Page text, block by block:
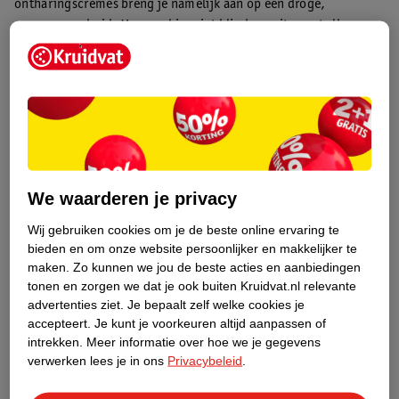
ontharingscrèmes breng je namelijk aan op een droge,
ongewassen huid. Maar ga hier niet blind vanuit, want elke
crème werkt anders. Sommige breng je juist aan op een natte
huid. Lees dus altijd goed de verpakking en volg de
Stap 2: breng de crème aan
Smeer de ontharingscrème op de plek waar je haartjes wilt
verwijderen. Bij sommige ontharingscrèmes doe je dat met een
spatel, bij andere met een sponsje. De meeste ontharingscrèmes
ook speciale crèmes voor specifieke plekken, zoals voor je
bikinilijn of gezicht. Zorg dat je de crème gelijkmatig verdeelt
over je huid voor het beste resultaat. Alle haartjes moeten goed
bedekt zijn. Was daarna goed je handen.
Zorg dat de crème niet op gevoelige plekken komt, zoals je
vagina of penis, moedervlekken, littekens en
Vermijd ook een geïrriteerde en beschadigde huid, zoals
We waarderen je privacy
Wij gebruiken cookies om je de beste online ervaring te
bieden en om onze website persoonlijker en makkelijker te
maken. Zo kunnen we jou de beste acties en aanbiedingen
tonen en zorgen we dat je ook buiten Kruidvat.nl relevante
advertenties ziet. Je bepaalt zelf welke cookies je
accepteert. Je kunt je voorkeuren altijd aanpassen of
intrekken.
Meer informatie over hoe we je gegevens
verwerken lees je in ons Privacybeleid